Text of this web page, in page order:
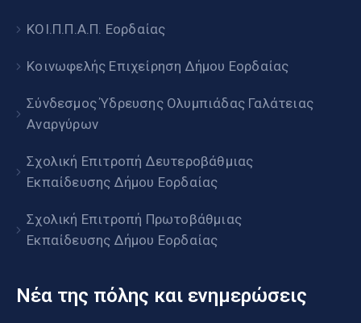
ΚΟΙ.Π.Π.Α.Π. Εορδαίας
Κοινωφελής Επιχείρηση Δήμου Εορδαίας
Σύνδεσμος Ύδρευσης Ολυμπιάδας Γαλάτειας
Αναργύρων
Σχολική Επιτροπή Δευτεροβάθμιας
Εκπαίδευσης Δήμου Εορδαίας
Σχολική Επιτροπή Πρωτοβάθμιας
Εκπαίδευσης Δήμου Εορδαίας
Νέα της πόλης και ενημερώσεις